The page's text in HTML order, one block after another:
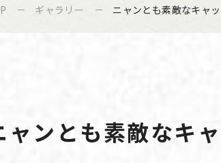
ギャラリー ニャンとも素敵なキャ
ャンとも素敵なキ